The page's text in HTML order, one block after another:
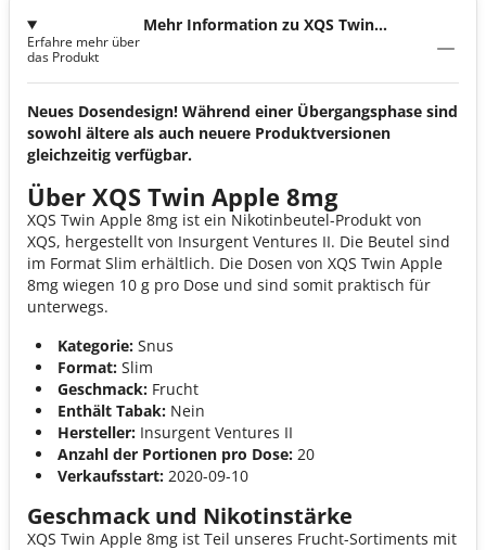
Mehr Information zu XQS Twin
Erfahre mehr über
das Produkt
Neues Dosendesign! Während einer Übergangsphase sind
sowohl ältere als auch neuere Produktversionen
gleichzeitig verfügbar.
Über XQS Twin Apple 8mg
XQS Twin Apple 8mg ist ein Nikotinbeutel-Produkt von
XQS, hergestellt von Insurgent Ventures II. Die Beutel sind
im Format Slim erhältlich. Die Dosen von XQS Twin Apple
8mg wiegen 10 g pro Dose und sind somit praktisch für
unterwegs.
Kategorie: Snus
Format: Slim
Geschmack: Frucht
Enthält Tabak: Nein
Hersteller: Insurgent Ventures II
Anzahl der Portionen pro Dose: 20
Verkaufsstart: 2020-09-10
Geschmack und Nikotinstärke
XQS Twin Apple 8mg ist Teil unseres Frucht-Sortiments mit